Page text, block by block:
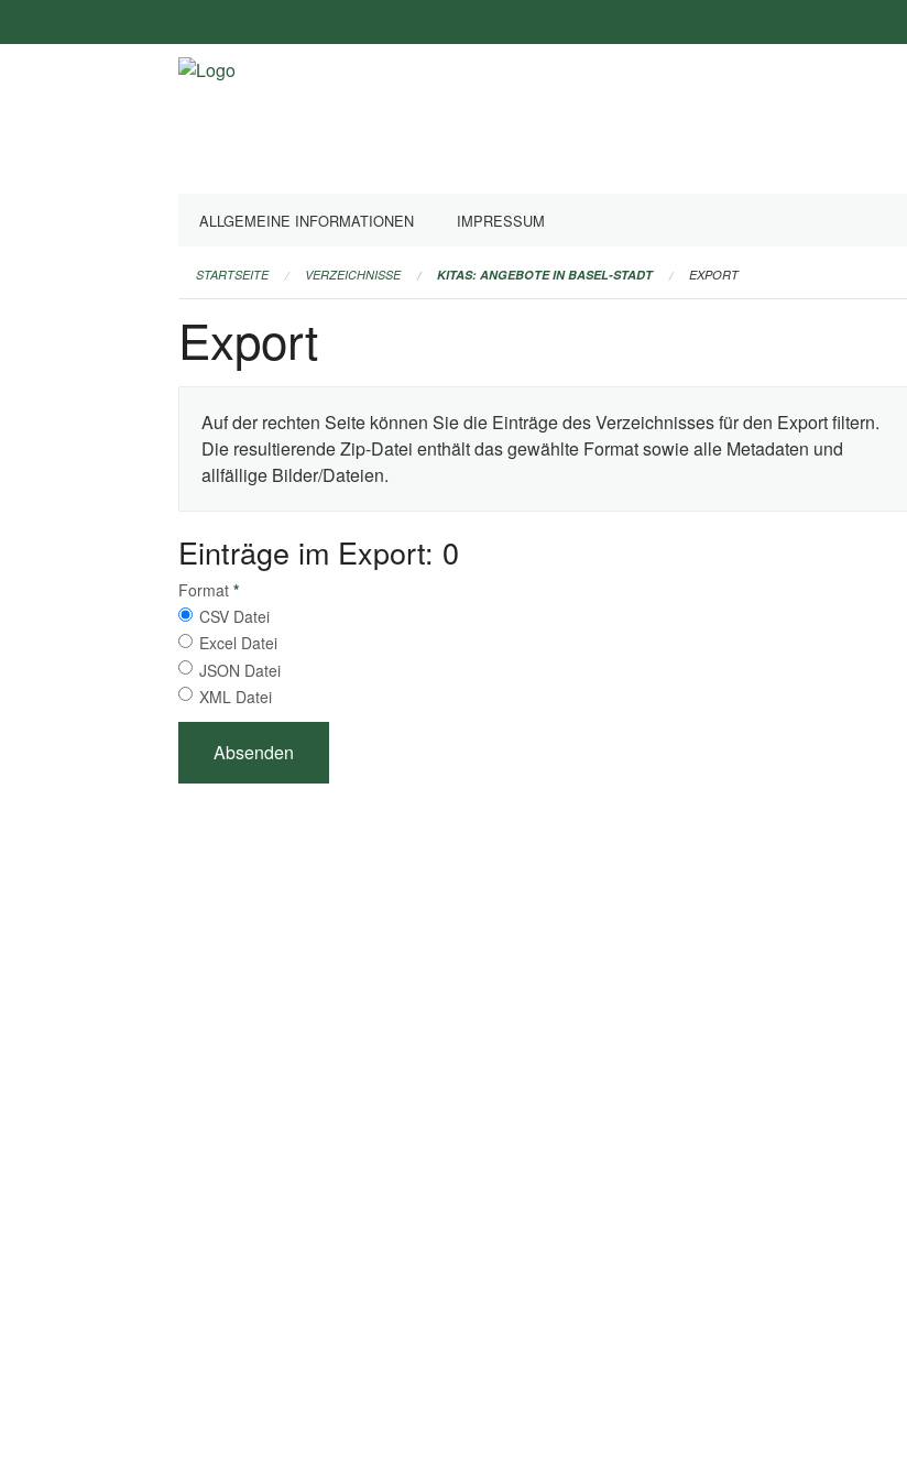
überspringen
ALLGEMEINE INFORMATIONEN IMPRESSUM
STARTSEITE VERZEICHNISSE KITAS: ANGEBOTE IN BASEL-STADT EXPORT
Export
Auf der rechten Seite können Sie die Einträge des Verzeichnisses für den Export filtern.
Die resultierende Zip-Datei enthält das gewählte Format sowie alle Metadaten und
allfällige Bilder/Dateien.
Einträge im Export: 0
Format *
CSV Datei
Excel Datei
JSON Datei
XML Datei